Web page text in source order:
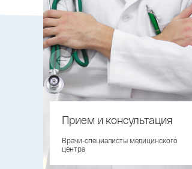
Прием и консультация
Врачи-специалисты медицинского
центра